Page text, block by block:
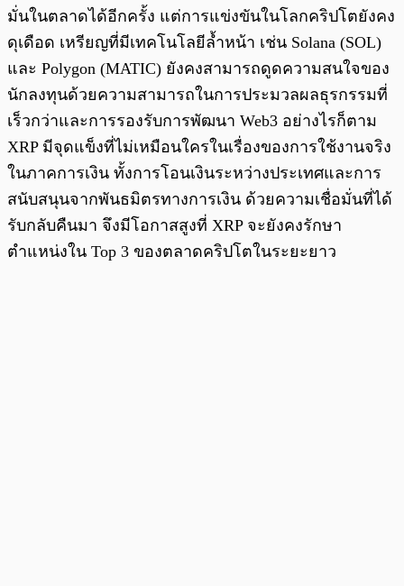
มั่นในตลาดได้อีกครั้ง แต่การแข่งขันในโลกคริปโตยังคง
ดุเดือด เหรียญที่มีเทคโนโลยีล้ำหน้า เช่น Solana (SOL)
และ Polygon (MATIC) ยังคงสามารถดูดความสนใจของ
นักลงทุนด้วยความสามารถในการประมวลผลธุรกรรมที่
เร็วกว่าและการรองรับการพัฒนา Web3 อย่างไรก็ตาม
XRP มีจุดแข็งที่ไม่เหมือนใครในเรื่องของการใช้งานจริง
ในภาคการเงิน ทั้งการโอนเงินระหว่างประเทศและการ
สนับสนุนจากพันธมิตรทางการเงิน ด้วยความเชื่อมั่นที่ได้
รับกลับคืนมา จึงมีโอกาสสูงที่ XRP จะยังคงรักษา
ตำแหน่งใน Top 3 ของตลาดคริปโตในระยะยาว